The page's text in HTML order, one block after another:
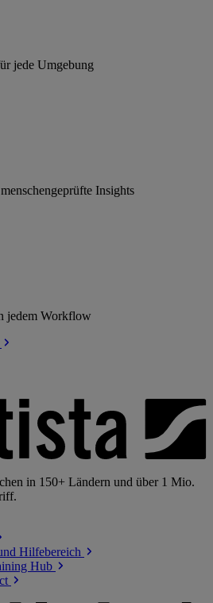
jede Umgebung
Insights
jedem Workflow
in 150+ Ländern und über 1 Mio.
Hilfebereich
Hub